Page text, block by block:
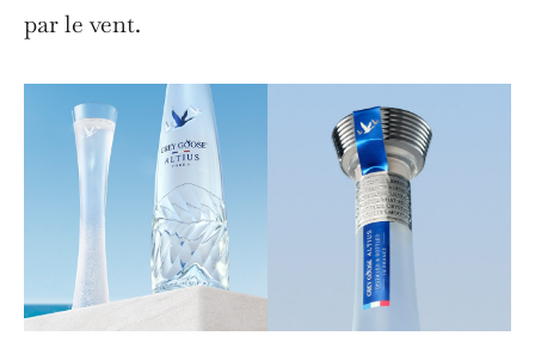
par le vent.